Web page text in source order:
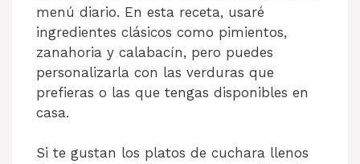
menú diario. En esta receta, usaré
ingredientes clásicos como pimientos,
zanahoria y calabacín, pero puedes
personalizarla con las verduras que
prefieras o las que tengas disponibles en
casa.
Si te gustan los platos de cuchara llenos